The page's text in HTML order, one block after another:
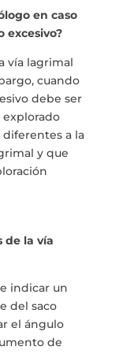
en caso
excesivo?
vía lagrimal
cuando
debe ser
explorado
diferentes a la
y que
de la vía
indicar un
del saco
el ángulo
de